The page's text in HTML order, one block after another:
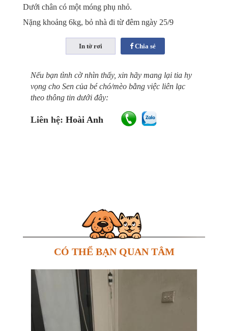
Dưới chân có một móng phụ nhỏ.
Nặng khoảng 6kg, bỏ nhà đi từ đêm ngày 25/9
Chia sẻ
Nếu bạn tình cờ nhìn thấy, xin hãy mang lại tia hy
vọng cho Sen của bé chó/mèo bằng việc liên lạc
theo thông tin dưới đây:
Liên hệ: Hoài Anh
CÓ THỂ BẠN QUAN TÂM